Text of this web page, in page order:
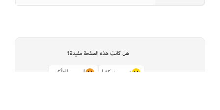
هل كانت هذه الصفحة مفيدة؟
نعم، شكرًا ليس بالتأكيد